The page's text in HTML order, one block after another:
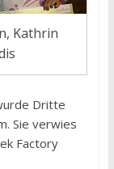
Kathrin
Dritte
Sie verwies
Factory